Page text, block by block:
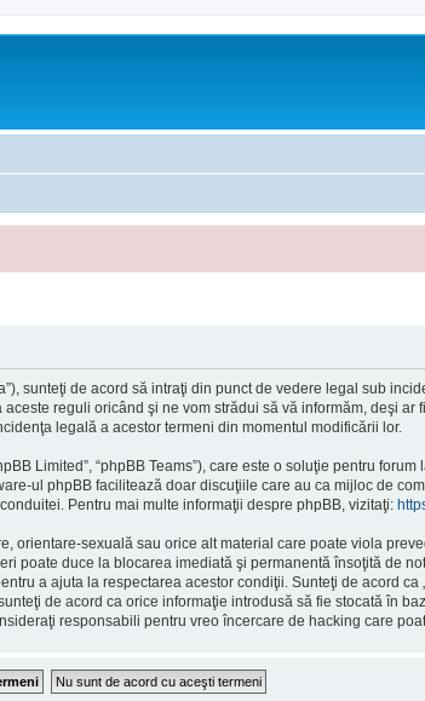
sunteţi de acord să intraţi din punct de vedere legal sub
reguli oricând şi ne vom strădui să vă informăm, deşi ar
legală a acestor termeni din momentul modificării lor.
Limited”, “phpBB Teams”), care este o soluţie pentru
ul phpBB facilitează doar discuţiile care au ca mijloc de
Pentru mai multe informaţii despre phpBB, vizitaţi:
orientare-sexuală sau orice alt material care poate viola
poate duce la blocarea imediată şi permanentă însoţită de
a ajuta la respectarea acestor condiţii. Sunteţi de acord ca
de acord ca orice informaţie introdusă să fie stocată în
responsabili pentru vreo încercare de hacking care